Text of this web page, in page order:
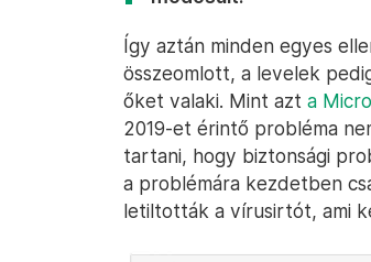
Így aztán minden egyes
összeomlott, a levelek
őket valaki. Mint azt a
2019-et érintő probléma
tartani, hogy biztonsági
a problémára kezdetben
letiltották a vírusirtót, ami